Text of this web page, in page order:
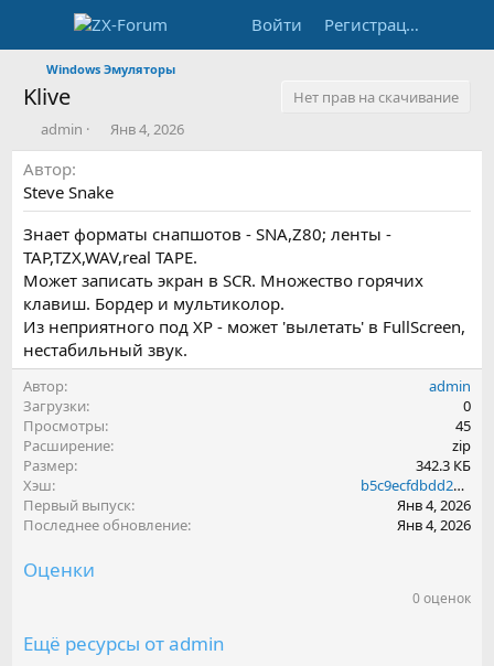
Войти Регистрация
Windows Эмуляторы
Klive
Нет прав на скачивание
А
в
т
о
р
admin
Д
а
а
с
о
д
а
н
и
я
Янв 4, 2026
Автор
Steve Snake
Знает форматы снапшотов - SNA,Z80; ленты -
TAP,TZX,WAV,real TAPE.
Может записать экран в SCR. Множество горячих
клавиш. Бордер и мультиколор.
Из неприятного под XP - может 'вылетать' в FullScreen,
нестабильный звук.
Автор
admin
Загрузки
0
Просмотры
45
Расширение
zip
Размер
342.3 КБ
Хэш
b5c9ecfdbdd2d7c9164a4a91c46ed658
Первый выпуск
Янв 4, 2026
Последнее обновление
Янв 4, 2026
Оценки
0
0
0 оценок
Ещё ресурсы от admin